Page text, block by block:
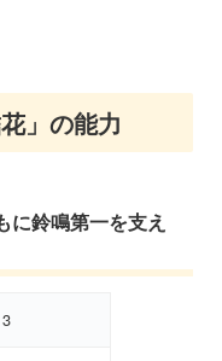
」の能力
に鈴鳴第一を支え
3